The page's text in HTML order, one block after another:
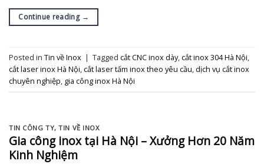
Continue reading →
Posted in Tin về Inox | Tagged cắt CNC inox dày,cắt inox 304 Hà Nội,
cắt laser inox Hà Nội,cắt laser tấm inox theo yêu cầu,dịch vụ cắt inox
chuyên nghiệp, gia công inox Hà Nội
TIN CÔNG TY,TIN VỀ INOX
Gia công inox tại Hà Nội – Xưởng Hơn 20 Năm
Kinh Nghiệm